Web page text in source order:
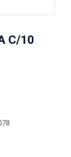
C/10